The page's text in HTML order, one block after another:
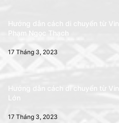
Hướng dẫn cách di chuyển từ
Phạm Ngọc Thạch
17 Tháng 3, 2023
Hướng dẫn cách di chuyển từ
Lớn
17 Tháng 3, 2023